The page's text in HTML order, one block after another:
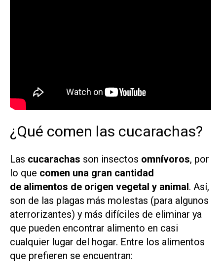
¿Qué comen las cucarachas?
Las cucarachas son insectos omnívoros, por
lo que comen una gran cantidad
de alimentos de origen vegetal y animal. Así,
son de las plagas más molestas (para algunos
aterrorizantes) y más difíciles de eliminar ya
que pueden encontrar alimento en casi
cualquier lugar del hogar. Entre los alimentos
que prefieren se encuentran: